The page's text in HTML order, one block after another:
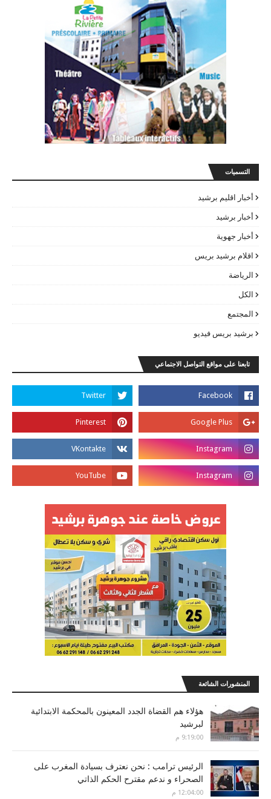
التسميات
أخبار اقليم برشيد
أخبار برشيد
أخبار جهوية
اقلام برشيد بريس
الرياضة
الكل
المجتمع
برشيد بريس فيديو
تابعنا على مواقع التواصل الاجتماعي
المنشورات الشائعة
هؤلاء هم القضاة الجدد المعينون بالمحكمة الابتدائية
لبرشيد
9:19:00 م
الرئيس ترامب : نحن نعترف بسيادة المغرب على
الصحراء و ندعم مقترح الحكم الذاتي
12:04:00 م